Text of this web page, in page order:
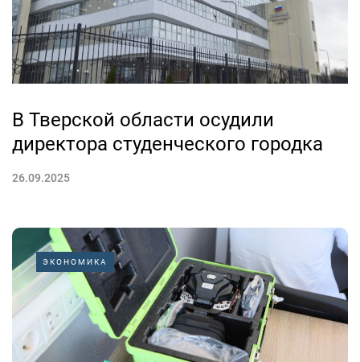
В Тверской области осудили
директора студенческого городка
26.09.2025
ЭКОНОМИКА